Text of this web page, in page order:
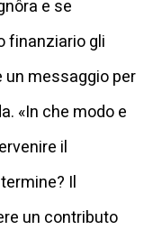
e se
finanziario gli
messaggio per
«In che modo e
il
Il
un contributo